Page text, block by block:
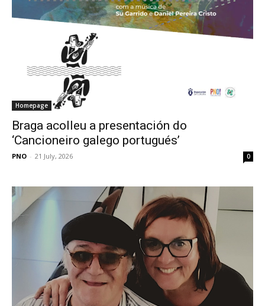
Homepage
Braga acolleu a presentación do
‘Cancioneiro galego portugués’
PNO - 21 July, 2026 0